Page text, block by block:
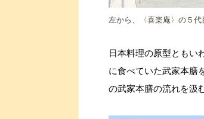
左から、〈喜楽庵〉の５代
日本料理の原型ともい
に食べていた武家本膳
の武家本膳の流れを汲